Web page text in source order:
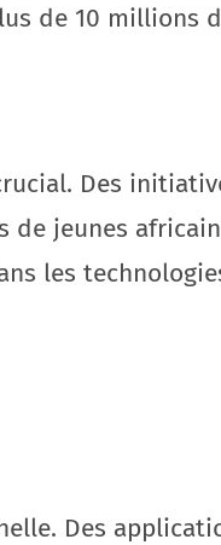
de 10 millions
Des
de jeunes
les
Des